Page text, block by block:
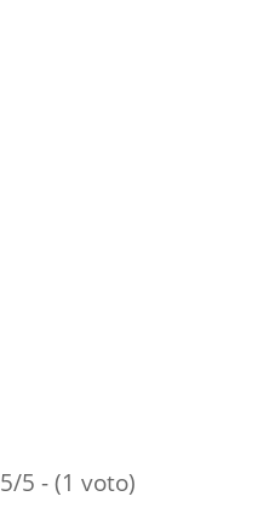
5/5 - (1 voto)